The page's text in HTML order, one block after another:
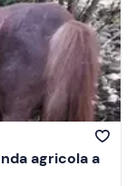
agricola a